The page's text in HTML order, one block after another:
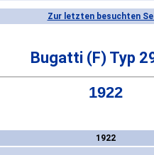
Zur letzten besuchten
Bugatti (F) Typ
1922
1922